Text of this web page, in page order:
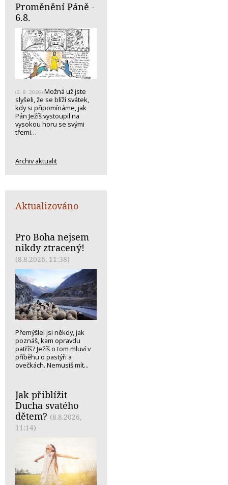
Proměnění Páně -
6.8.
(2. 8. 2026) Možná už jste
slyšeli, že se blíží svátek,
kdy si připomínáme, jak
Pán Ježíš vystoupil na
vysokou horu se svými
třemi…
Archiv aktualit
Aktualizováno
Pro Boha nejsem
nikdy ztracený!
(8.8.2026, 11:38)
Přemýšlel jsi někdy, jak
poznáš, kam opravdu
patříš? Ježíš o tom mluví v
příběhu o pastýři a
ovečkách. Nemusíš mít...
Jak přiblížit
Ducha svatého
dětem? (8.8.2026,
11:14)